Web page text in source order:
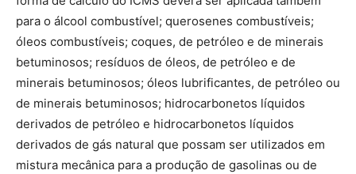
para o álcool combustível; querosenes combustíveis;
óleos combustíveis; coques, de petróleo e de minerais
betuminosos; resíduos de óleos, de petróleo e de
minerais betuminosos; óleos lubrificantes, de petróleo ou
de minerais betuminosos; hidrocarbonetos líquidos
derivados de petróleo e hidrocarbonetos líquidos
derivados de gás natural que possam ser utilizados em
mistura mecânica para a produção de gasolinas ou de